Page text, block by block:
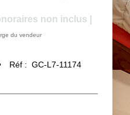
non inclus
du vendeur
Réf : GC-L7-11174